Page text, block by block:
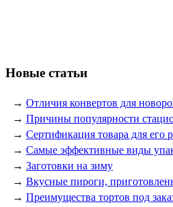
Новые статьи
→ Отличия конвертов для
→ Причины популярности
→ Сертификация товара для его
→ Самые эффективные виды
→ Заготовки на зиму
→ Вкусные пироги,
→ Преимущества тортов под